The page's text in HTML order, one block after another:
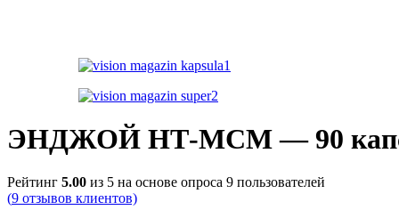
ЭНДЖОЙ НТ-МСМ— 90
Рейтинг 5.00 из 5 на основе опроса 9 пользователей
(9 отзывов клиентов)